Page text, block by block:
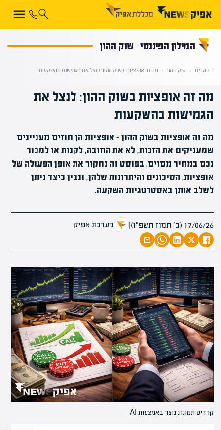
המילון הפיננסי שוק ההון
דף הבית ‹ שוק ההון ‹ מה זה אופציות בשוק ההון: לנצל את הגמישות בהשקעות
מה זה אופציות בשוק ההון: לנצל את
הגמישות בהשקעות
מה זה אופציות בשוק ההון - אופציות הן חוזים מעניינים
שמעניקים את הזכות, לא את החובה, לקנות או למכור
נכס במחיר מסוים. בפוסט זה נחקור את אופן הפעולה של
אופציות, הסיכונים והיתרונות שלהן, ונבין כיצד ניתן
לשלב אותן באסטרטגיות השקעה.
17/06/26 (ב׳ תמוז תשפ״ו) | מערכת אפיק
קרדיט תמונה: נוצר באמצעות AI